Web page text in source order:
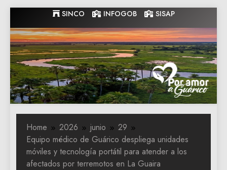
to
content
SINCO INFOGOB SISAP
Gobernacion
de Guarico
Gobernacion de Guarico
Home 2026 junio
29
Equipo médico de Guárico despliega unidades
móviles y tecnología portátil para atender a los
afectados por terremotos en La Guaira